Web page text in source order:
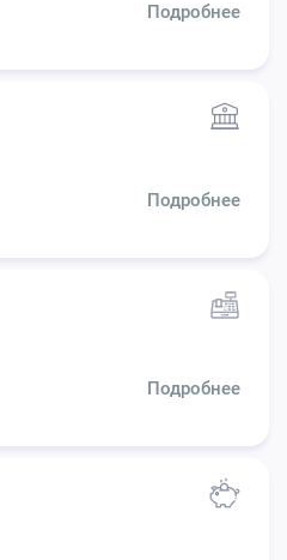
Подробнее
Подробнее
Подробнее